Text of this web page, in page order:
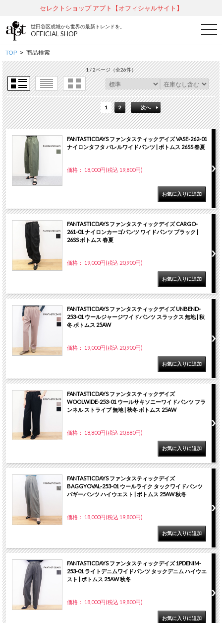
セレクトショップ アプト【オフィシャルサイト】
世田谷区成城から世界の最新トレンドを。
OFFICIAL SHOP
t
o
e
n
a
v
i
g
a
t
i
o
TOP > 商品検索
1 / 2ページ（全26件）
1 2 次へ
FANTASTICDAYS ファンタスティックデイズ VASE-262-01
ナイロンタフタ バレルワイドパンツ | ボトムス 26SS 春夏
価格： 18,000円(税込 19,800円)
FANTASTICDAYS ファンタスティックデイズ CARGO-
261-01 ナイロンカーゴパンツ ワイドパンツ ブラック |
26SS ボトムス 春夏
価格： 19,000円(税込 20,900円)
FANTASTICDAYS ファンタスティックデイズ UNBEND-
253-01 ウールジャージワイドパンツ スラックス 無地 | 秋
冬 ボトムス 25AW
価格： 19,000円(税込 20,900円)
FANTASTICDAYS ファンタスティックデイズ
WOOLWIDE-253-01 ウールサキソニーワイドパンツ フラ
ンネル ストライプ 無地 | 秋冬 ボトムス 25AW
価格： 18,800円(税込 20,680円)
FANTASTICDAYS ファンタスティックデイズ
BAGGYOVAL-253-01 ウールライク タックワイドパンツ
バギーパンツ ハイウエスト | ボトムス 25AW 秋冬
価格： 18,000円(税込 19,800円)
FANTASTICDAYS ファンタスティックデイズ 1PDENIM-
253-01 ライトデニムワイドパンツ タックデニム ハイウエ
スト | ボトムス 25AW 秋冬
価格： 18,000円(税込 19,800円)